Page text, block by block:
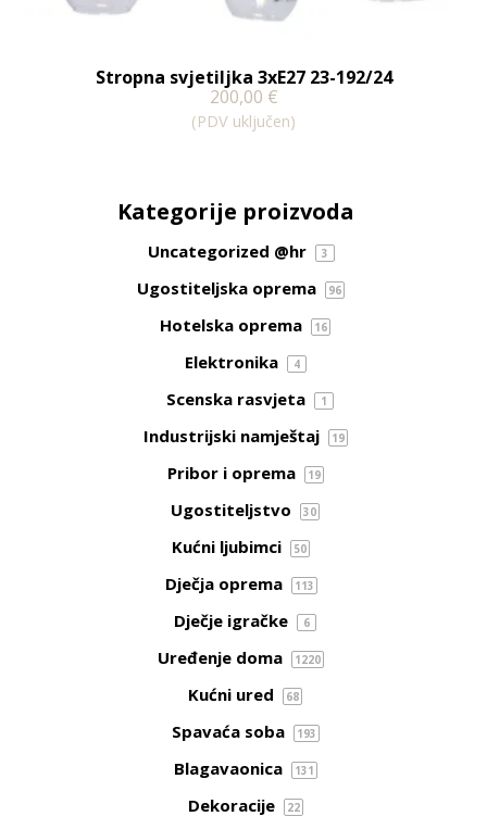
Stropna svjetiljka 3xE27 23-192/24
200,00 €
(PDV uključen)
Kategorije proizvoda
Uncategorized @hr 3
Ugostiteljska oprema 96
Hotelska oprema 16
Elektronika 4
Scenska rasvjeta 1
Industrijski namještaj 19
Pribor i oprema 19
Ugostiteljstvo 30
Kućni ljubimci 50
Dječja oprema 113
Dječje igračke 6
Uređenje doma 1220
Kućni ured 68
Spavaća soba 193
Blagavaonica 131
Dekoracije 22